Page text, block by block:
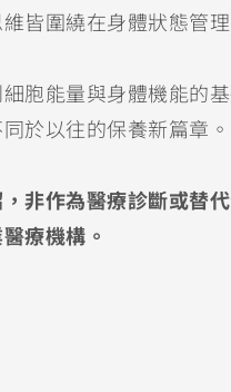
皆圍繞在身體狀態管理
胞能量與身體機能的
於以往的保養新篇章。
非作為醫療診斷或替
療機構。